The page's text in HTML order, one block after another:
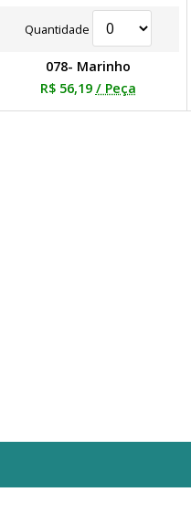
Quantidade
078- Marinho
R$ 56,19 / Peça